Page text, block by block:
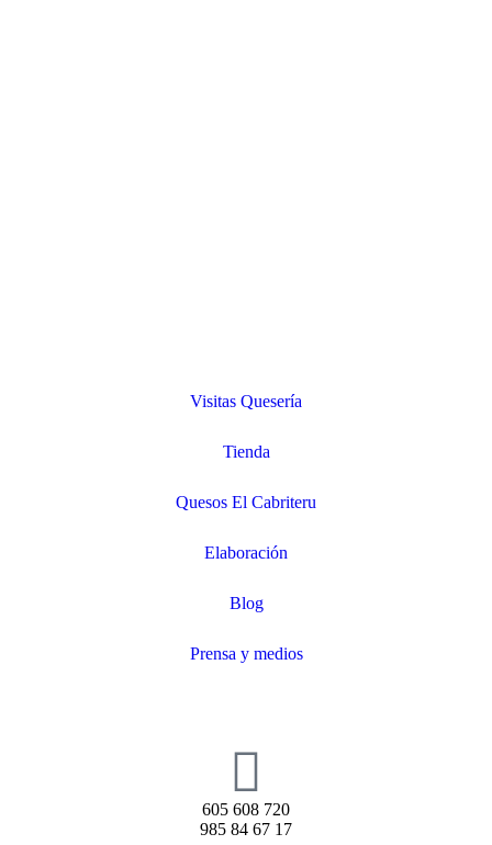
Visitas Quesería
Tienda
Quesos El Cabriteru
Elaboración
Blog
Prensa y medios
605 608 720
985 84 67 17